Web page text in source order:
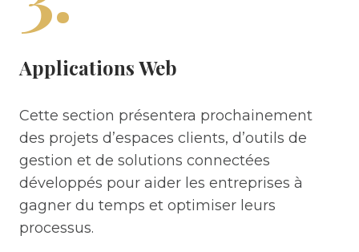
Applications Web
Cette section présentera prochainement
des projets d’espaces clients, d’outils de
gestion et de solutions connectées
développés pour aider les entreprises à
gagner du temps et optimiser leurs
processus.